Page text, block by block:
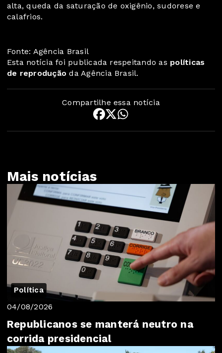
alta, queda da saturação de oxigênio, sudorese e
calafrios.
Fonte: Agência Brasil
Esta notícia foi publicada respeitando as políticas
de reprodução da Agência Brasil.
Compartilhe essa notícia
Mais notícias
Política
04/08/2026
Republicanos se manterá neutro na
corrida presidencial